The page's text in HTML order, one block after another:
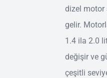
dizel motor
gelir.
1.4 ila 2.0
değişir ve
çeşitli